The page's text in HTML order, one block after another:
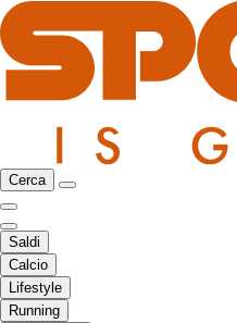
Cerca
Saldi
Calcio
Lifestyle
Running